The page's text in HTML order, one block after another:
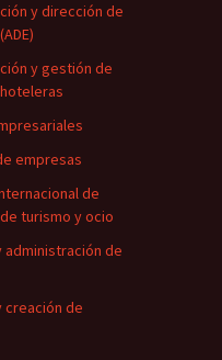
y dirección de
y gestión de
empresas
de
turismo y ocio
administración de
creación de